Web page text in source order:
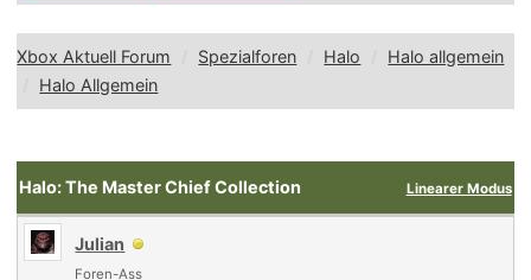
Xbox Aktuell Forum Spezialforen Halo
Halo allgemein
Halo Allgemein
Linearer Modus
Halo: The Master Chief Collection
Julian
Foren-Ass